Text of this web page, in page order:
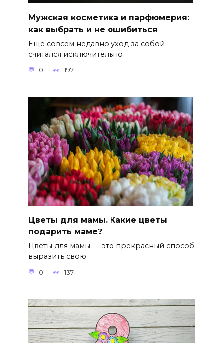
Мужская косметика и парфюмерия:
как выбрать и не ошибиться
Еще совсем недавно уход за собой
считался исключительно
0 197
Цветы для мамы. Какие цветы
подарить маме?
Цветы для мамы — это прекрасный способ
выразить свою
0 137